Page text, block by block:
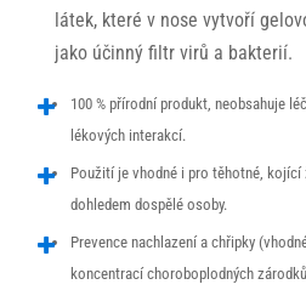
látek, které v nose vytvoří
jako účinný filtr virů a bakterií.
100 % přírodní produkt, neobsahuje
lékových interakcí.
Použití je vhodné i pro těhotné, kojící
dohledem dospělé osoby.
Prevence nachlazení a chřipky
koncentrací choroboplodných